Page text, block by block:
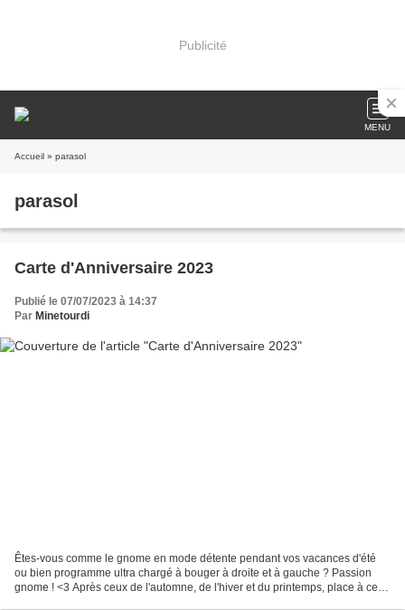
Publicité
MENU
Accueil » parasol
parasol
Carte d'Anniversaire 2023
Publié le 07/07/2023 à 14:37
Par Minetourdi
Êtes-vous comme le gnome en mode détente pendant vos vacances d'été
ou bien programme ultra chargé à bouger à droite et à gauche ? Passion
gnome ! <3 Après ceux de l'automne, de l'hiver et du printemps, place à ceux